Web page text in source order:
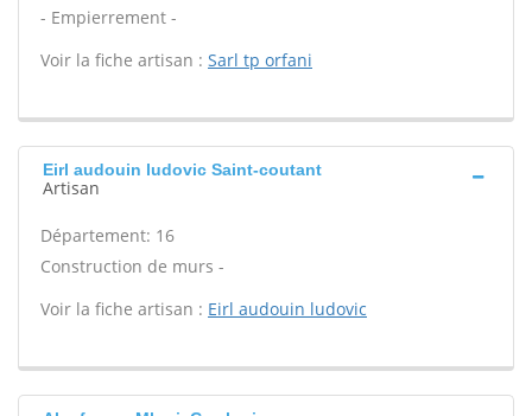
- Empierrement -
Voir la fiche artisan : Sarl tp orfani
Eirl audouin ludovic Saint-coutant
Artisan
Département: 16
Construction de murs -
Voir la fiche artisan : Eirl audouin ludovic